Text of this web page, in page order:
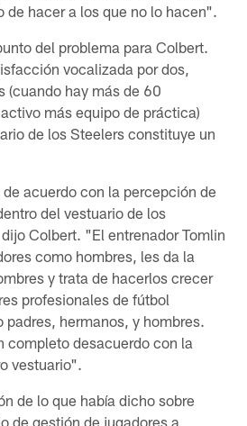
de hacer a los que no lo hacen".
del problema para Colbert.
vocalizada por dos,
(cuando hay más de 60
más equipo de práctica)
de los Steelers constituye un
acuerdo con la percepción de
del vestuario de los
Colbert. "El entrenador Tomlin
como hombres, les da la
y trata de hacerlos crecer
profesionales de fútbol
hermanos, y hombres.
completo desacuerdo con la
vestuario".
de lo que había dicho sobre
de gestión de jugadores a